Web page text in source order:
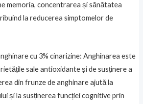
memoria, concentrarea și sănătatea
la reducerea simptomelor de
cu 3% cinarizine: Anghinarea este
sale antioxidante și de susținere a
din frunze de anghinare ajută la
și la susținerea funcției cognitive prin